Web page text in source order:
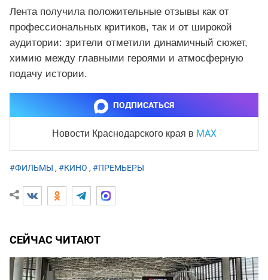
Лента получила положительные отзывы как от
профессиональных критиков, так и от широкой
аудитории: зрители отметили динамичный сюжет,
химию между главными героями и атмосферную
подачу истории.
ПОДПИСАТЬСЯ
Новости Краснодарского края в MAX
#ФИЛЬМЫ , #КИНО , #ПРЕМЬЕРЫ
СЕЙЧАС ЧИТАЮТ